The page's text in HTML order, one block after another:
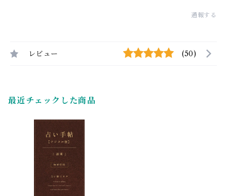
通報する
レビュー (50)
最近チェックした商品